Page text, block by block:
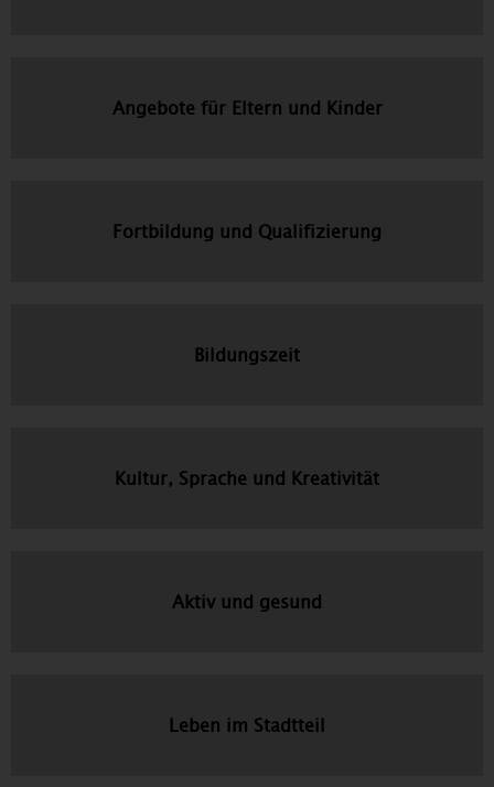
Angebote für Eltern und Kinder
Fortbildung und Qualifizierung
Bildungszeit
Kultur, Sprache und Kreativität
Aktiv und gesund
Leben im Stadtteil